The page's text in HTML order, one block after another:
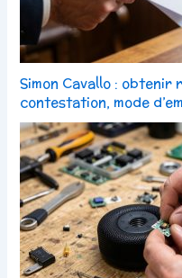
Simon Cavallo : obtenir
contestation, mode